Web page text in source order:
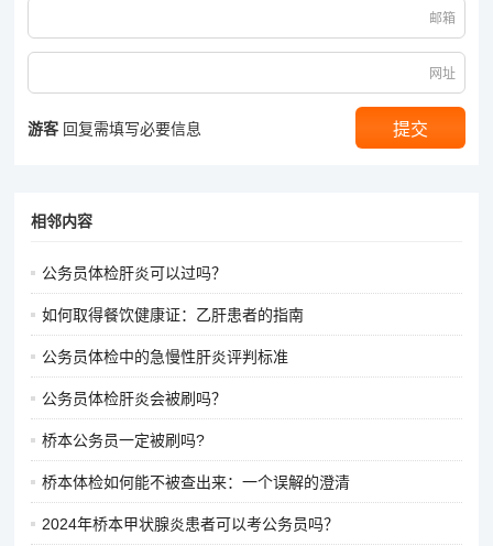
邮箱
网址
游客 回复需填写必要信息
相邻内容
公务员体检肝炎可以过吗？
如何取得餐饮健康证：乙肝患者的指南
公务员体检中的急慢性肝炎评判标准
公务员体检肝炎会被刷吗？
桥本公务员一定被刷吗?
桥本体检如何能不被查出来：一个误解的澄清
2024年桥本甲状腺炎患者可以考公务员吗？